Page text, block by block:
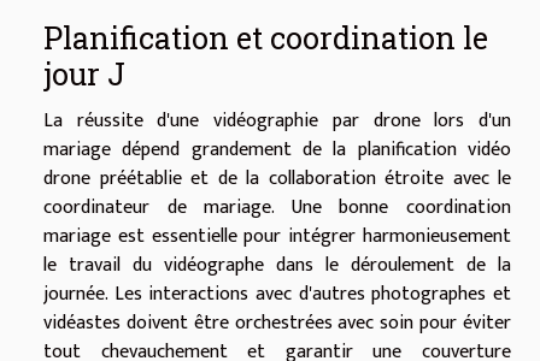
Planification et coordination le
jour J
La réussite d'une vidéographie par drone lors d'un
mariage dépend grandement de la planification vidéo
drone préétablie et de la collaboration étroite avec le
coordinateur de mariage. Une bonne coordination
mariage est essentielle pour intégrer harmonieusement
le travail du vidéographe dans le déroulement de la
journée. Les interactions avec d'autres photographes et
vidéastes doivent être orchestrées avec soin pour éviter
tout chevauchement et garantir une couverture